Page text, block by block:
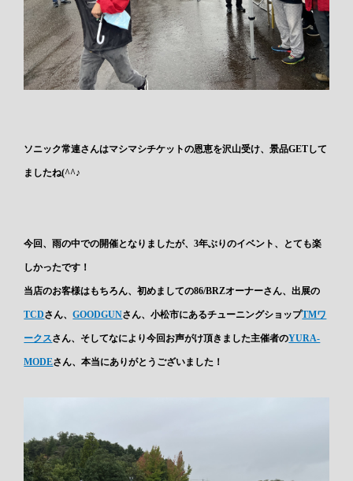
ソニック常連さんはマシマシチケットの恩恵を沢山受け、景品GETして
ましたね(^^♪
今回、雨の中での開催となりましたが、3年ぶりのイベント、とても楽
しかったです！
当店のお客様はもちろん、初めましての86/BRZオーナーさん、出展の
TCDさん、GOODGUNさん、小松市にあるチューニングショップTMワ
ークスさん、そしてなにより今回お声がけ頂きました主催者のYURA-
MODEさん、本当にありがとうございました！